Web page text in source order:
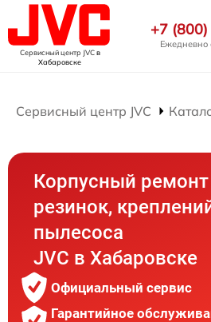
Сервисный центр JVCв
Хабаровске
+7
Ежедневно
Сервисный центр JVC
Корпусный
резинок,
пылесоса
JVC в Хабаровске
Официальный сервис
Гарантийное